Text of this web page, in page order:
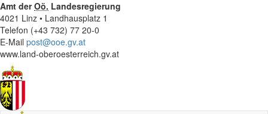
Amt derOö. Landesregierung
4021 Linz • Landhausplatz 1
Telefon (+43 732) 77 20-0
E-Mail post@ooe.gv.at
www.land-oberoesterreich.gv.at